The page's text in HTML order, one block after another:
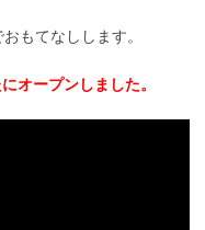
もてなしします。
オープンしました。